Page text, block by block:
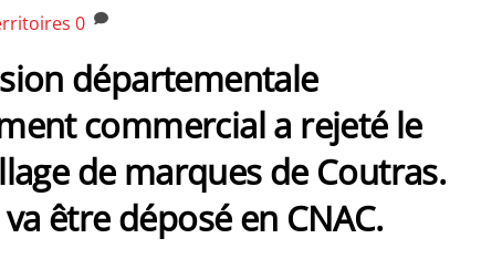
0
départementale
commercial a rejeté le
de marques de Coutras.
être déposé en CNAC.